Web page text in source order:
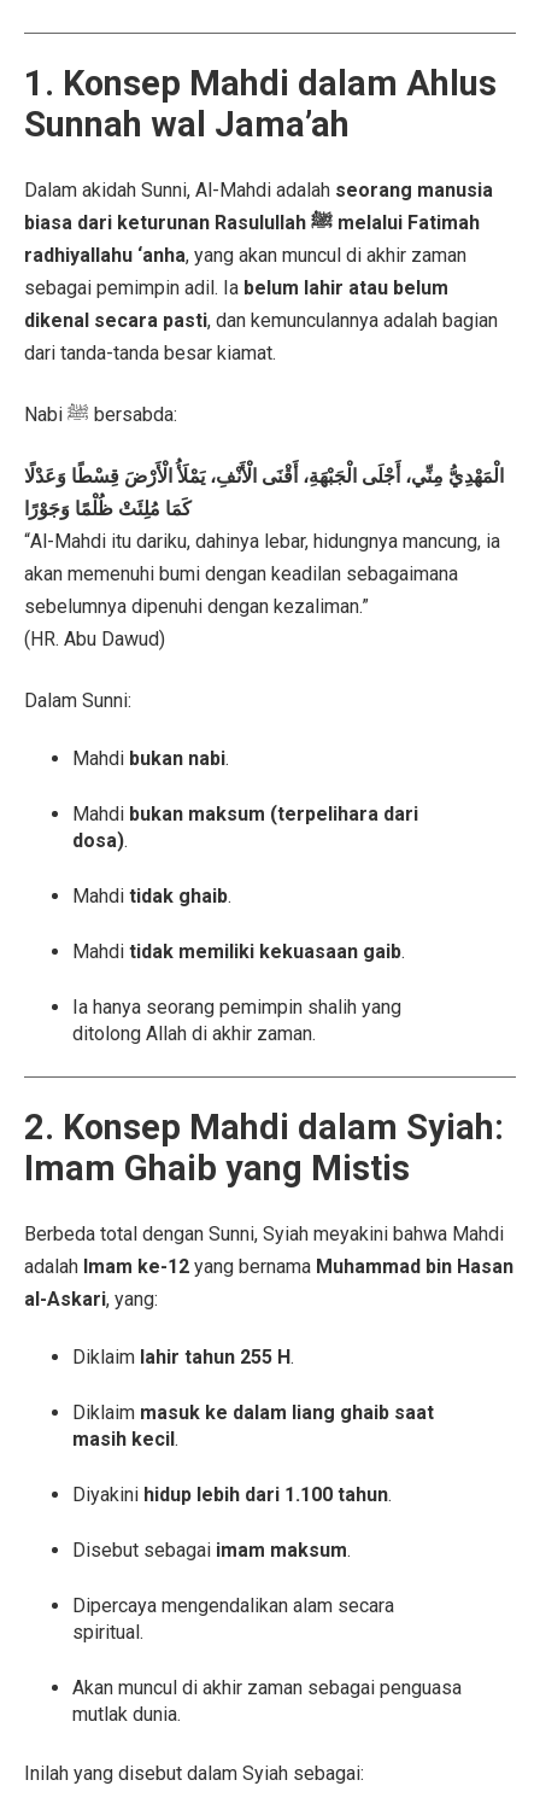
1. Konsep Mahdi dalam Ahlus
Sunnah wal Jama’ah
Dalam akidah Sunni, Al-Mahdi adalah seorang manusia
biasa dari keturunan Rasulullah ﷺ melalui Fatimah
radhiyallahu ‘anha, yang akan muncul di akhir zaman
sebagai pemimpin adil. Ia belum lahir atau belum
dikenal secara pasti, dan kemunculannya adalah bagian
dari tanda-tanda besar kiamat.
Nabi ﷺ bersabda:
الْمَهْدِيُّ مِنِّي، أَجْلَى الْجَبْهَةِ، أَقْنَى الْأَنْفِ، يَمْلَأُ الْأَرْضَ قِسْطًا وَعَدْلًا
كَمَا مُلِئَتْ ظُلْمًا وَجَوْرًا
“Al-Mahdi itu dariku, dahinya lebar, hidungnya mancung, ia
akan memenuhi bumi dengan keadilan sebagaimana
sebelumnya dipenuhi dengan kezaliman.”
(HR. Abu Dawud)
Dalam Sunni:
Mahdi bukan nabi.
Mahdi bukan maksum (terpelihara dari
dosa).
Mahdi tidak ghaib.
Mahdi tidak memiliki kekuasaan gaib.
Ia hanya seorang pemimpin shalih yang
ditolong Allah di akhir zaman.
2. Konsep Mahdi dalam Syiah:
Imam Ghaib yang Mistis
Berbeda total dengan Sunni, Syiah meyakini bahwa Mahdi
adalah Imam ke-12 yang bernama Muhammad bin Hasan
al-Askari, yang:
Diklaim lahir tahun 255 H.
Diklaim masuk ke dalam liang ghaib saat
masih kecil.
Diyakini hidup lebih dari 1.100 tahun.
Disebut sebagai imam maksum.
Dipercaya mengendalikan alam secara
spiritual.
Akan muncul di akhir zaman sebagai penguasa
mutlak dunia.
Inilah yang disebut dalam Syiah sebagai: